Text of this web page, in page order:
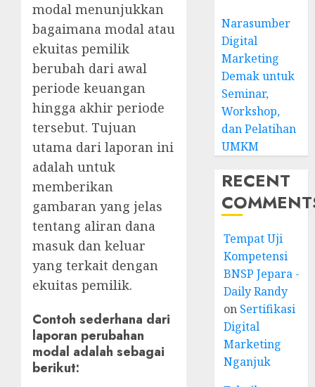
modal menunjukkan
bagaimana modal atau
ekuitas pemilik
berubah dari awal
periode keuangan
hingga akhir periode
tersebut. Tujuan
utama dari laporan ini
adalah untuk
memberikan
gambaran yang jelas
tentang aliran dana
masuk dan keluar
yang terkait dengan
ekuitas pemilik.
Contoh sederhana dari
laporan perubahan
modal adalah sebagai
berikut:
Narasumber
Digital
Marketing
Demak untuk
Seminar,
Workshop,
dan Pelatihan
UMKM
RECENT
Tempat Uji
Kompetensi
BNSP Jepara -
Daily Randy
on Sertifikasi
Digital
Marketing
Nganjuk